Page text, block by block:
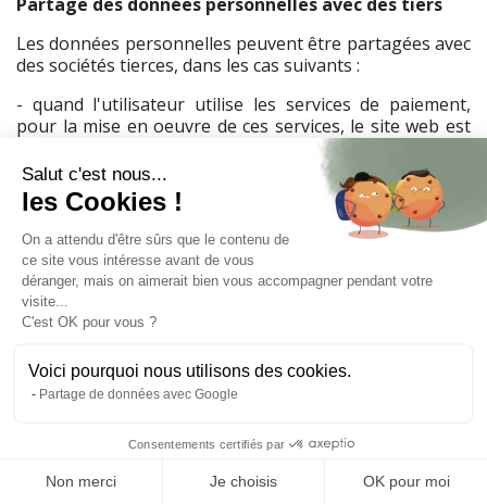
Les données personnelles peuvent être partagées avec
des sociétés tierces, dans les cas suivants :
- quand l'utilisateur utilise les services de paiement,
pour la mise en oeuvre de ces services, le site web est
en relation avec des sociétés bancaires et financières
tierces avec lesquelles elle a passé des contrats
- lorsque l'utilisateur publie, dans les zones de
commentaires libres du site web, des informations
accessibles au public
- quand l'utilisateur autorise le site web d'un tiers à
accéder à ses données
- quand le site web recourt aux services de prestataires
pour fournir l'assistance utilisateurs, la publicité et les
accès limité aux données de l'utilisateur, dans le cadre
de l'exécution de ces prestations, et ont une obligation
contractuelle de les utiliser en conformité avec les
protection des données à caractère personnel
- si la loi l'exige, le site web peut effectuer la
transmission de données pour donner suite aux
Salut c'est nous...
les Cookies !
On a attendu d'être sûrs que le contenu de
ce site vous intéresse avant de vous
déranger, mais on aimerait bien vous accompagner pendant votre
visite...
C'est OK pour vous ?
Voici pourquoi nous utilisons des cookies.
Partage de données avec Google
Consentements certifiés par
Non merci Je choisis OK pour moi